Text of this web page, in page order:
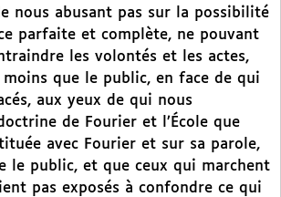
nous abusant pas sur la possibilité
parfaite et complète, ne pouvant
les volontés et les actes,
que le public, en face de qui
aux yeux de qui nous
de Fourier et l’École que
avec Fourier et sur sa parole,
le public, et que ceux qui marchent
pas exposés à confondre ce qui